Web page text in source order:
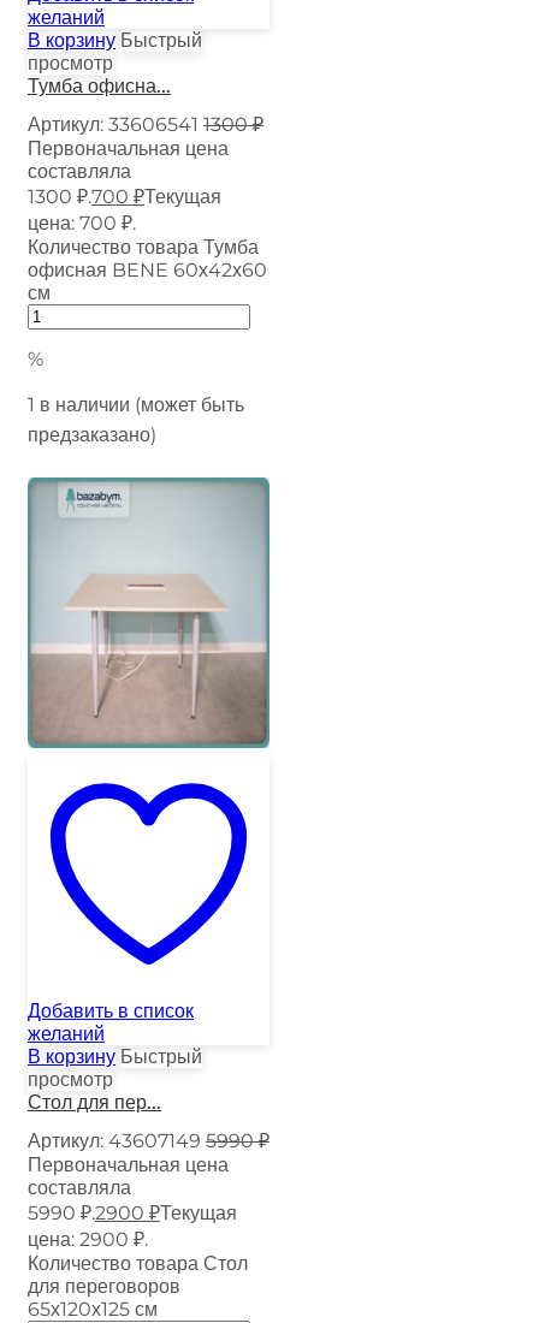
желаний
В корзину Быстрый
просмотр
Тумба офисна...
Артикул: 33606541 1300₽
Первоначальная цена
составляла
1300 ₽.700 ₽Текущая
цена: 700 ₽.
Количество товара Тумба
офисная BENE 60х42х60
см
%
1 в наличии (может быть
предзаказано)
Добавить в список
желаний
В корзину Быстрый
просмотр
Стол для пер...
Артикул: 43607149 5990₽
Первоначальная цена
составляла
5990 ₽.2900 ₽Текущая
цена: 2900 ₽.
Количество товара Стол
для переговоров
65х120х125 см